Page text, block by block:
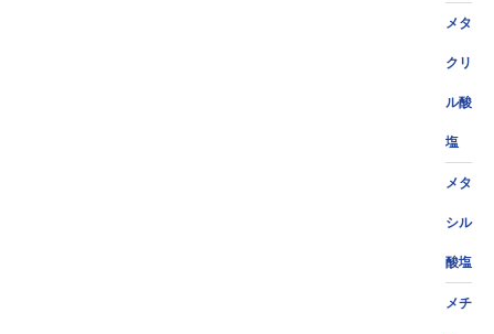
メタ
クリ
ル酸
塩
メタ
シル
酸塩
メチ